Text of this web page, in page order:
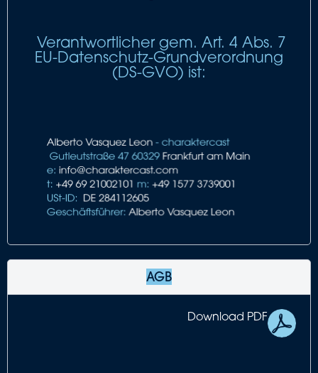
Verantwortlicher gem. Art. 4 Abs. 7
EU-Datenschutz-Grundverordnung
(DS-GVO) ist:
AGB
Download PDF